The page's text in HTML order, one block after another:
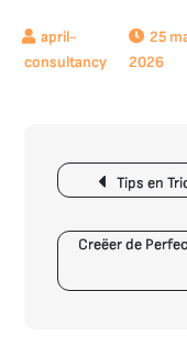
25
2026
Tips en
Creëer de